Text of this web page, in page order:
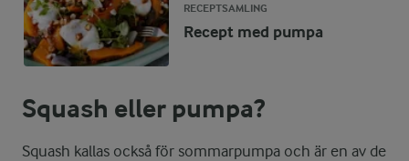
RECEPTSAMLING
Recept med pumpa
Squash eller pumpa?
Squash kallas också för sommarpumpa och är en av de